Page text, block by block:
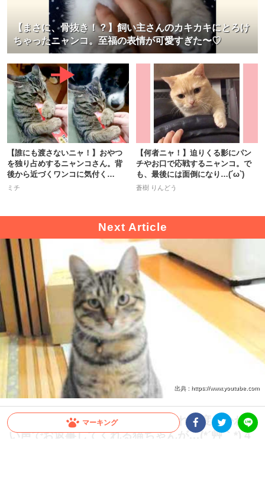
マーキング
【まさに、骨抜き！？】飼い主さんのカキカキにとろけ
ちゃったニャンコ。至福の表情が可愛すぎた〜♡
【誰にも渡さないニャ！】おやつ
を独り占めするニャンコさん。背
後から近づくワンコに気付く
と…！？
ミチ
【何者ニャ！】迫りくる影にパン
チやお口で応戦するニャンコ。で
も、最後には面倒になり…(´ω`)
蒼樹 りんどう
出典 : https://www.youtube.com
【お返事するニャ！】名前を呼ばれる度、かわい
い声でお返事してくれる猫ちゃんが…(*´艸｀*) 4